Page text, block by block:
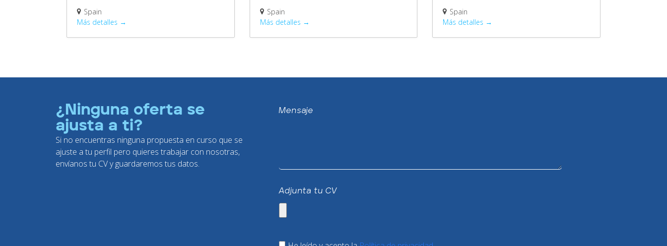
Spain
Más detalles
Spain
Más detalles
Spain
Más detalles
¿Ninguna oferta se
ajusta a ti?
Si no encuentras ninguna propuesta en curso que se
ajuste a tu perfil pero quieres trabajar con nosotras,
envíanos tu CV y guardaremos tus datos.
Mensaje
Adjunta tu CV